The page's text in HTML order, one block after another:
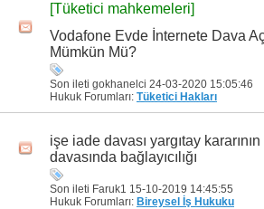
[Tüketici mahkemeleri]
Vodafone Evde İnternete Dava
Mümkün Mü?
Son ileti gokhanelci 24-03-2020 15:05:46
Hukuk Forumları: Tüketici Hakları
işe iade davası yargıtay
davasında bağlayıcılığı
Son ileti Faruk1 15-10-2019 14:45:55
Hukuk Forumları: Bireysel İş Hukuku